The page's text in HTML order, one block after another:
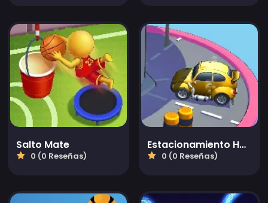
Salto Mate
0 (0 Reseñas)
Estacionamiento Hombre
0 (0 Reseñas)